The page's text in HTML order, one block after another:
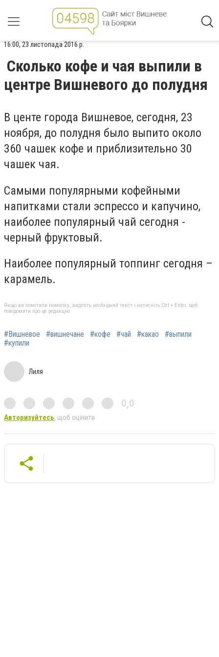
16:00, 23 листопада 2016 р.
Сколько кофе и чая выпили в
центре Вишневого до полудня
В центе города Вишневое, сегодня, 23
ноября, до полудня было выпито около
360 чашек кофе и приблизительно 30
чашек чая.
Самыми популярными кофейными
напитками стали эспрессо и капучино,
наиболее популярный чай сегодня -
черный фруктовый.
Наиболее популярный топпинг сегодня –
карамель.
Якщо ви помітили помилку, виділіть необхідний текст і натисніть Ctrl + Enter, щоб
повідомити про це редакцію
#Вишневое #вишнечане #кофе #чай #какао
#выпили
#купили
Лиля
0,0
Авторизуйтесь, щоб оцінити